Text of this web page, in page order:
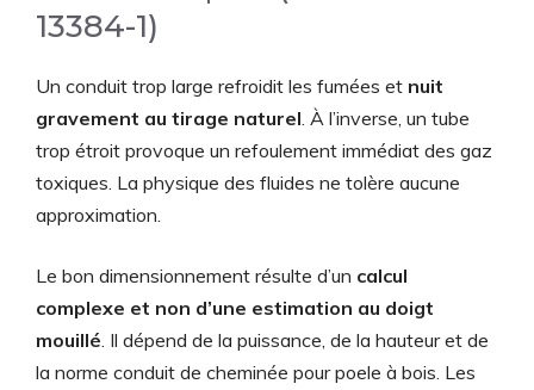
13384-1)
Un conduit trop large refroidit les fumées et nuit
gravement au tirage naturel . À l’inverse, un tube
trop étroit provoque un refoulement immédiat des gaz
toxiques. La physique des fluides ne tolère aucune
approximation.
Le bon dimensionnement résulte d’un calcul
complexe et non d’une estimation au doigt
mouillé . Il dépend de la puissance, de la hauteur et de
la norme conduit de cheminée pour poele à bois. Les